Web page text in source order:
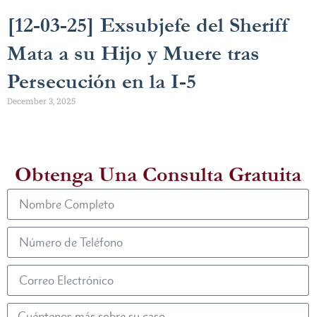
[12-03-25] Exsubjefe del Sheriff
Mata a su Hijo y Muere tras
Persecución en la I-5
December 3, 2025
Obtenga Una Consulta Gratuita